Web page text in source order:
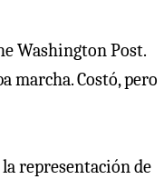
Washington Post.
marcha. Costó, pero
representación de